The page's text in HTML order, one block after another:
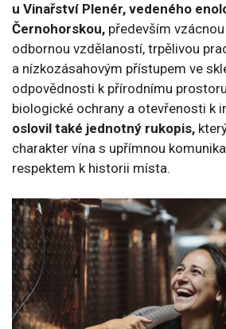
u Vinařství Plenér, vedeného
Černohorskou, především
odbornou vzdělaností, trpělivou
a nízkozásahovým přístupem ve
odpovědnosti k přírodnímu
biologické ochrany a otevřenosti k
oslovil také jednotný rukopis,
charakter vína s upřímnou
respektem k historii místa.